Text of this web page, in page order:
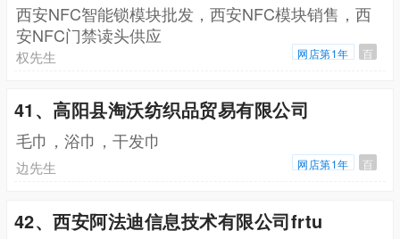
西安NFC智能锁模块批发，西安NFC模块销售，西
安NFC门禁读头供应
权先生 网店第1年 百
41、高阳县淘沃纺织品贸易有限公司
毛巾，浴巾，干发巾
边先生 网店第1年 百
42、西安阿法迪信息技术有限公司frtu